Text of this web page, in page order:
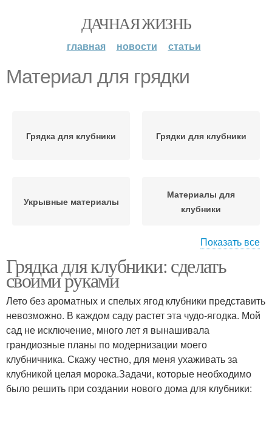
ДАЧНАЯ ЖИЗНЬ
главная новости статьи
Материал для грядки
Грядка для клубники Грядки для клубники
Укрывные материалы
Материалы для
клубники
Система в грядке Полив в грядке
Показать все
Грядка для клубники: сделать
своими руками
Лето без ароматных и спелых ягод клубники представить
невозможно. В каждом саду растет эта чудо-ягодка. Мой
сад не исключение, много лет я вынашивала
грандиозные планы по модернизации моего
клубничника. Скажу честно, для меня ухаживать за
клубникой целая морока.Задачи, которые необходимо
было решить при создании нового дома для клубники: